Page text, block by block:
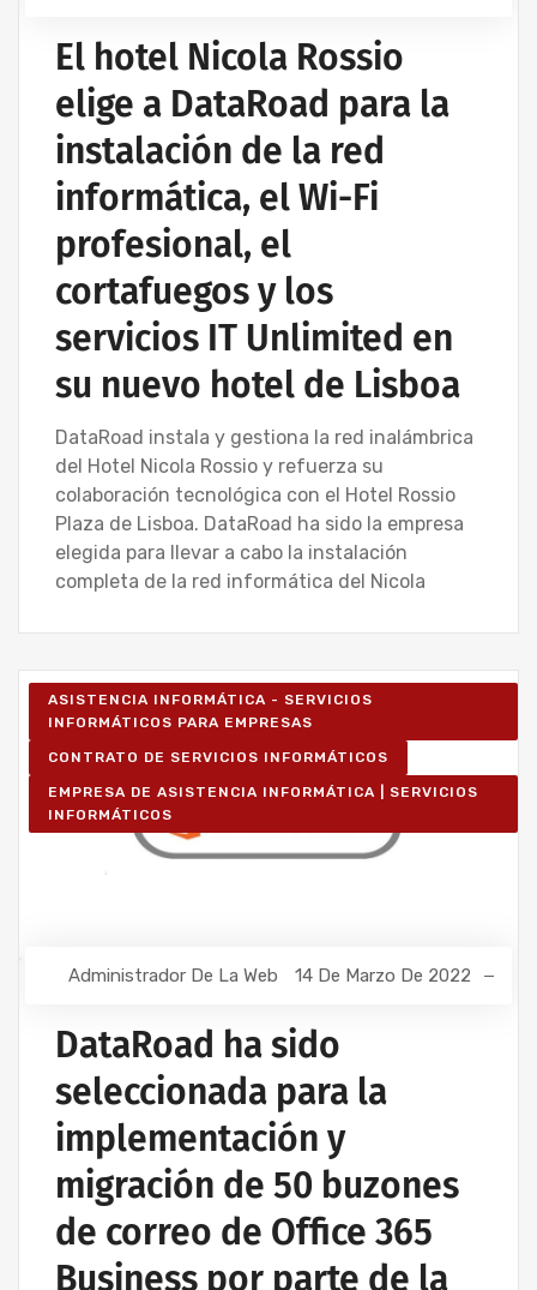
El hotel Nicola Rossio
elige a DataRoad para la
instalación de la red
informática, el Wi-Fi
profesional, el
cortafuegos y los
servicios IT Unlimited en
su nuevo hotel de Lisboa
DataRoad instala y gestiona la red inalámbrica
del Hotel Nicola Rossio y refuerza su
colaboración tecnológica con el Hotel Rossio
Plaza de Lisboa. DataRoad ha sido la empresa
elegida para llevar a cabo la instalación
completa de la red informática del Nicola
ASISTENCIA INFORMÁTICA - SERVICIOS
INFORMÁTICOS PARA EMPRESAS
CONTRATO DE SERVICIOS INFORMÁTICOS
EMPRESA DE ASISTENCIA INFORMÁTICA | SERVICIOS
INFORMÁTICOS
Administrador De La Web 14 De Marzo De 2022
DataRoad ha sido
seleccionada para la
implementación y
migración de 50 buzones
de correo de Office 365
Business por parte de la